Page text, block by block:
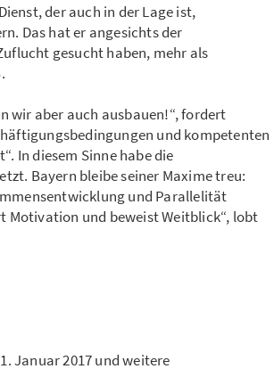
der auch in der Lage ist,
Das hat er angesichts der
gesucht haben, mehr als
wir aber auch ausbauen!“, fordert
und kompetenten
In diesem Sinne habe die
Bayern bleibe seiner Maxime treu:
und Parallelität
Motivation und beweist Weitblick“, lobt
Januar 2017 und weitere